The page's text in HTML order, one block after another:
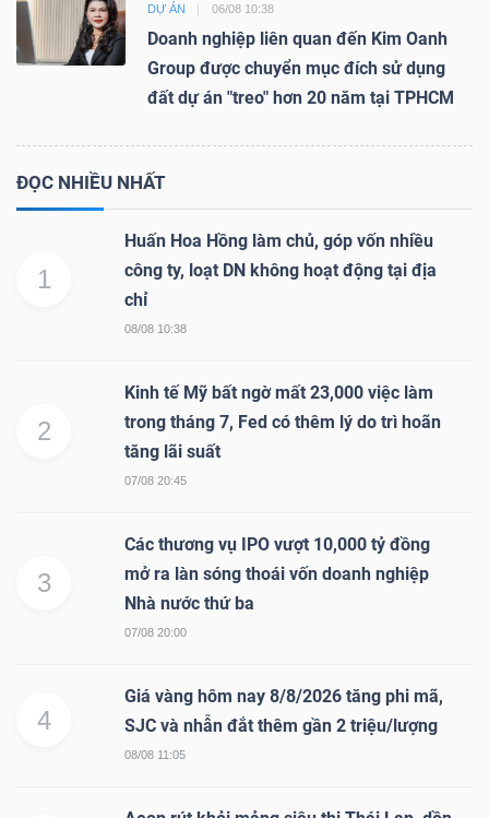
DỰ ÁN 06/08 10:38
Doanh nghiệp liên quan đến Kim Oanh
Group được chuyển mục đích sử dụng
đất dự án "treo" hơn 20 năm tại TPHCM
ĐỌC NHIỀU NHẤT
1
Huấn Hoa Hồng làm chủ, góp vốn nhiều
công ty, loạt DN không hoạt động tại địa
chỉ
08/08 10:38
2
Kinh tế Mỹ bất ngờ mất 23,000 việc làm
trong tháng 7, Fed có thêm lý do trì hoãn
tăng lãi suất
07/08 20:45
3
Các thương vụ IPO vượt 10,000 tỷ đồng
mở ra làn sóng thoái vốn doanh nghiệp
Nhà nước thứ ba
07/08 20:00
4
Giá vàng hôm nay 8/8/2026 tăng phi mã,
SJC và nhẫn đắt thêm gần 2 triệu/lượng
08/08 11:05